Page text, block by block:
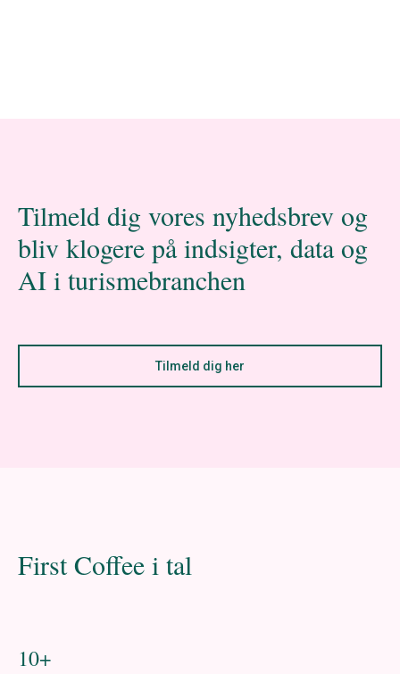
Tilmeld dig vores nyhedsbrev og
bliv klogere på indsigter, data og
AI i turismebranchen
Tilmeld dig her
First Coffee i tal
10+